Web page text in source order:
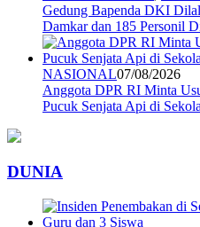
Gedung Bapenda DKI
Damkar dan 185 Personil
NASIONAL07/08/2026
Anggota DPR RI Minta
Pucuk Senjata Api di
DUNIA